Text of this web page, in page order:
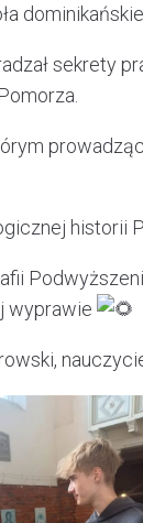
sekrety
historii
wyprawie